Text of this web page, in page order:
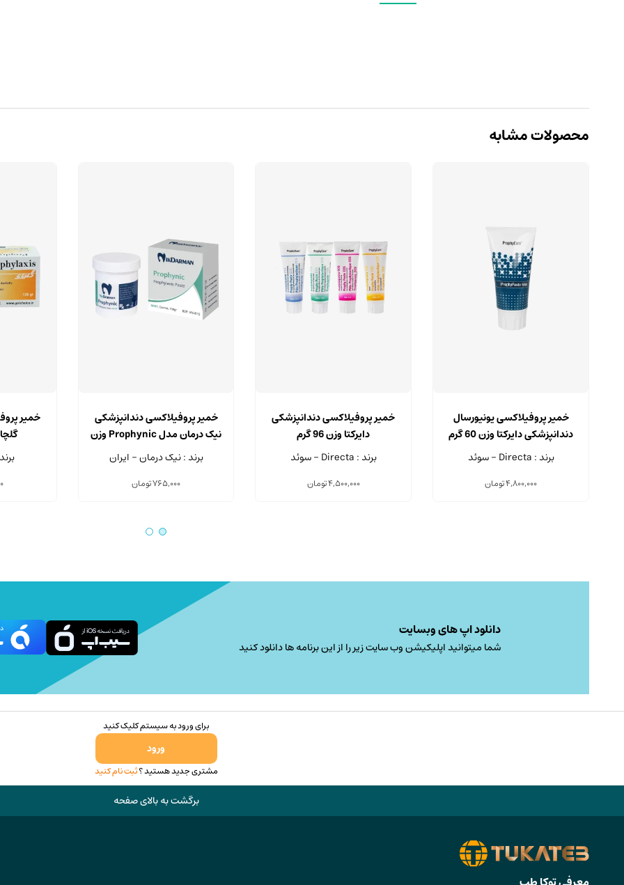
محصولات مشابه
خمیر پروفیلاکسی یونیورسال
دندانپزشکی دایرکتا وزن 60 گرم
برند : Directa - سوئد
4,800,000تومان
محصول
دارای
انواع
مختلفی
در
شوند
خمیر پروفیلاکسی دندانپزشکی
دایرکتا وزن 96 گرم
برند : Directa - سوئد
4,500,000تومان
خمیر پروفیلاکسی دندانپزشکی
نیک درمان مدل Prophynic وزن
130 گرم
برند : نیک درمان - ایران
765,000تومان
خمیر
گلچای
دانلود اپ های وبسایت
شما میتوانید اپلیکیشن وب سایت زیر را از این برنامه ها دانلود کنید
برای ورود به سیستم کلیک کنید
ورود
مشتری جدید هستید ؟ثبت نام کنید
برگشت به بالای صفحه